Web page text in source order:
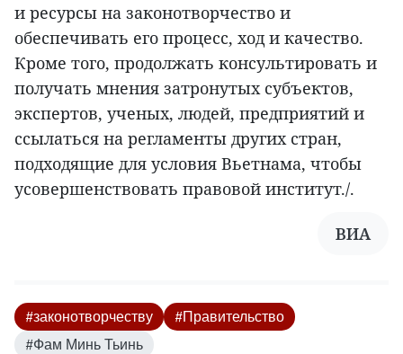
и ресурсы на законотворчество и
обеспечивать его процесс, ход и качество.
Кроме того, продолжать консультировать и
получать мнения затронутых субъектов,
экспертов, ученых, людей, предприятий и
ссылаться на регламенты других стран,
подходящие для условия Вьетнама, чтобы
усовершенствовать правовой институт./.
ВИА
#законотворчеству
#Правительство
#Фам Минь Тьинь